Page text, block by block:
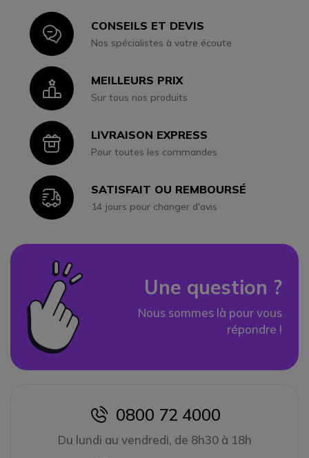
IconCONSEILS ET DEVIS
Nos spécialistes à votre écoute
IconMEILLEURS PRIX
Sur tous nos produits
IconLIVRAISON EXPRESS
Pour toutes les commandes
IconSATISFAIT OU REMBOURSÉ
14 jours pour changer d'avis
Une question ?
Nous sommes là pour vous
répondre !
icon
0800 72 4000
Du lundi au vendredi, de 8h30 à 18h